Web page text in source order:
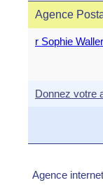
Agence
r Sophie
Donnez votre
Agence